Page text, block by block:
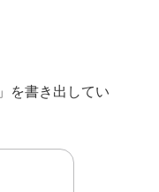
を書き出してい